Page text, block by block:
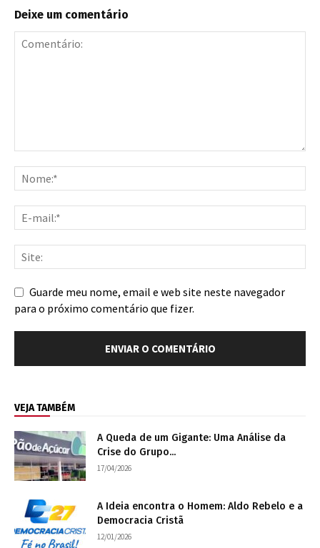
Deixe um comentário
Guarde meu nome, email e web site neste navegador
para o próximo comentário que fizer.
VEJA TAMBÉM
A Queda de um Gigante: Uma Análise da
Crise do Grupo...
17/04/2026
A Ideia encontra o Homem: Aldo Rebelo e a
Democracia Cristã
12/01/2026